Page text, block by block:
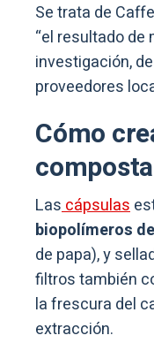
Se trata de
“el resultado de
investigación,
proveedores
Cómo
Lascápsulas
biopolímeros
de papa), y
filtros también
la frescura del
extracción.